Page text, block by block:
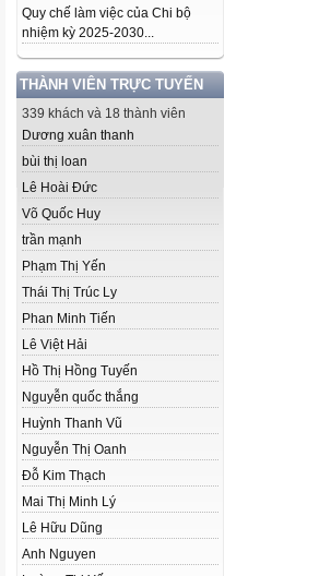
Quy chế làm việc của Chi bộ
nhiệm kỳ 2025-2030...
THÀNH VIÊN TRỰC TUYẾN
339 khách và 18 thành viên
Dương xuân thanh
bùi thị loan
Lê Hoài Đức
Võ Quốc Huy
trần mạnh
Phạm Thị Yến
Thái Thị Trúc Ly
Phan Minh Tiến
Lê Việt Hải
Hồ Thị Hồng Tuyến
Nguyễn quốc thắng
Huỳnh Thanh Vũ
Nguyễn Thị Oanh
Đỗ Kim Thạch
Mai Thị Minh Lý
Lê Hữu Dũng
Anh Nguyen